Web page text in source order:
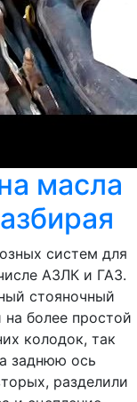
масла
систем для
АЗЛК и ГАЗ.
стояночный
более простой
колодок, так
заднюю ось
разделили